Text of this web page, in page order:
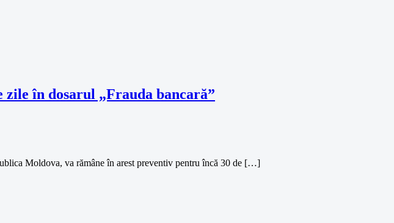
în dosarul „Frauda bancară”
Moldova, va rămâne în arest preventiv pentru încă 30 de […]